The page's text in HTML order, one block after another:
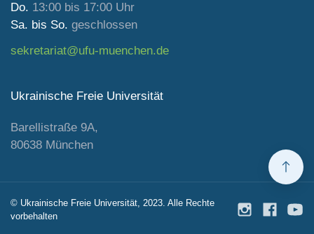
Do. 13:00 bis 17:00 Uhr
Sa. bis So. geschlossen
sekretariat@ufu-muenchen.de
Ukrainische Freie Universität
Barellistraße 9A,
80638 München
© Ukrainische Freie Universität, 2023. Alle Rechte
vorbehalten